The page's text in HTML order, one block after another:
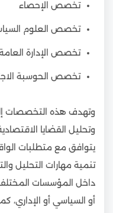
تخصص الإحصاء
تخصص العلوم
تخصص الإدارة
تخصص الحوسبة
وتهدف هذه التخصصات
وتحليل القضايا
يتوافق مع متطلبات
تنمية مهارات التحليل
داخل المؤسسات
أو السياسي أو الإداري،